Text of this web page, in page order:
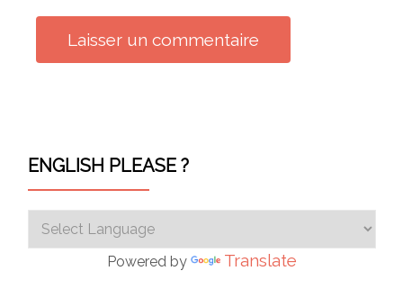
ENGLISH PLEASE ?
Powered by Translate